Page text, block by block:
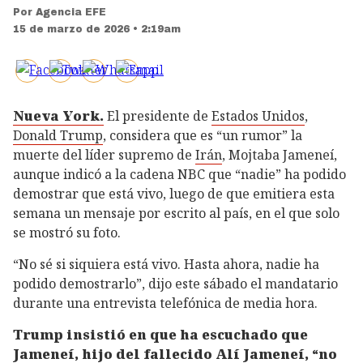
Por Agencia EFE
15 de marzo de 2026 • 2:19am
Nueva York. El presidente de Estados Unidos,
Donald Trump, considera que es “un rumor” la
muerte del líder supremo de Irán, Mojtaba Jameneí,
aunque indicó a la cadena NBC que “nadie” ha podido
demostrar que está vivo, luego de que emitiera esta
semana un mensaje por escrito al país, en el que solo
se mostró su foto.
“No sé si siquiera está vivo. Hasta ahora, nadie ha
podido demostrarlo”, dijo este sábado el mandatario
durante una entrevista telefónica de media hora.
Trump insistió en que ha escuchado que
Jameneí, hijo del fallecido Alí Jameneí, “no